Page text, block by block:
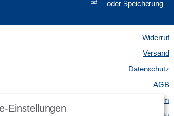
oder Speicherung
Widerruf
Versand
Datenschutz
AGB
Impressum
Einstellungen